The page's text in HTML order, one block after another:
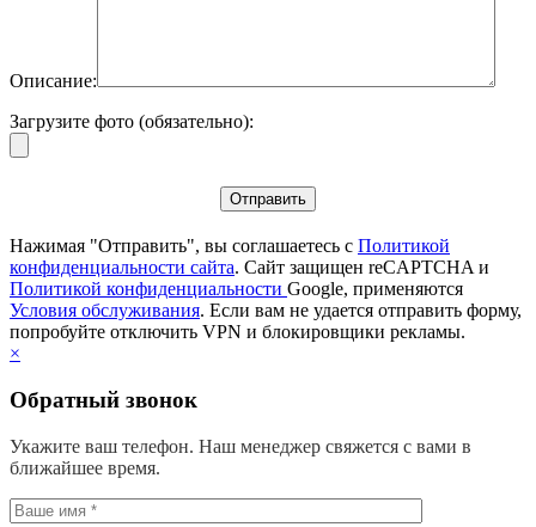
Описание:
Загрузите фото (обязательно):
Нажимая "Отправить", вы соглашаетесь с Политикой
конфиденциальности сайта. Сайт защищен reCAPTCHA и
Политикой конфиденциальности Google, применяются
Условия обслуживания. Если вам не удается отправить форму,
попробуйте отключить VPN и блокировщики рекламы.
×
Обратный звонок
Укажите ваш телефон. Наш менеджер свяжется с вами в
ближайшее время.